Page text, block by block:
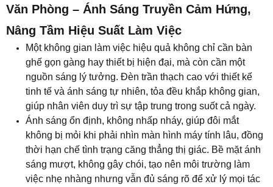
Văn Phòng – Ánh Sáng Truyền Cảm Hứng,
Nâng Tầm Hiệu Suất Làm Việc
Một không gian làm việc hiệu quả không chỉ cần bàn
ghế gọn gàng hay thiết bị hiện đại, mà còn cần một
nguồn sáng lý tưởng. Đèn trần thạch cao với thiết kế
tinh tế và ánh sáng tự nhiên, tỏa đều khắp không gian,
giúp nhân viên duy trì sự tập trung trong suốt cả ngày.
Ánh sáng ổn định, không nhấp nháy, giúp đôi mắt
không bị mỏi khi phải nhìn màn hình máy tính lâu, đồng
thời hạn chế tình trạng căng thẳng thị giác. Bề mặt ánh
sáng mượt, không gây chói, tạo nên môi trường làm
việc nhẹ nhàng nhưng vẫn đủ sáng rõ để xử lý mọi tác